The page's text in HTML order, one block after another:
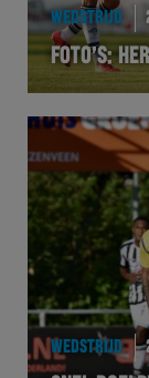
WEDSTRIJD
FOTO’S:
WEDSTRIJD